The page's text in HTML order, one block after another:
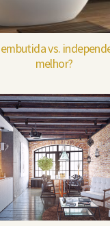
vs.
melhor?